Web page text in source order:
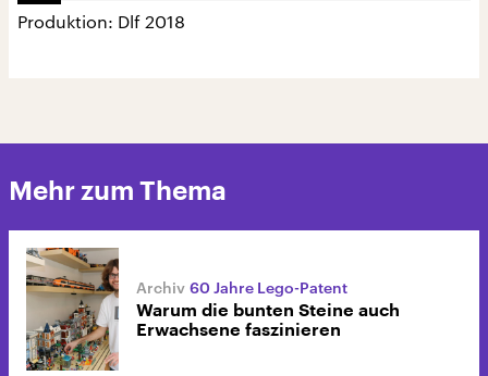
Produktion: Dlf 2018
Mehr zum Thema
60 Jahre Lego-Patent
Warum die bunten Steine auch
Erwachsene faszinieren